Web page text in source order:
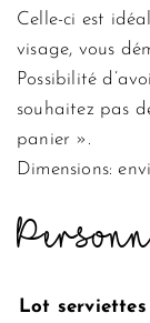
Celle-ci est
visage, vous
Possibilité
souhaitez pas
panier ».
Dimensions:
Lot
quantité